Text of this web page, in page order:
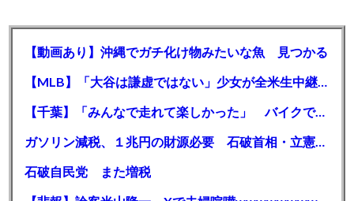
【動画あり】沖縄でガチ化け物みたいな魚 見つかる
【MLB】「大谷は謙虚ではない」少女が全米生中継で突然の大谷翔平批判 サイン無視された過去明かす
【千葉】「みんなで走れて楽しかった」 バイクでバースデー集団暴走 男女５７人を書類送検 SNSで参加者募る
ガソリン減税、１兆円の財源必要 石破首相・立憲野田氏「財源は死に物狂いで確保しなければならない」「本当に死に物狂いで」
石破自民党 また増税